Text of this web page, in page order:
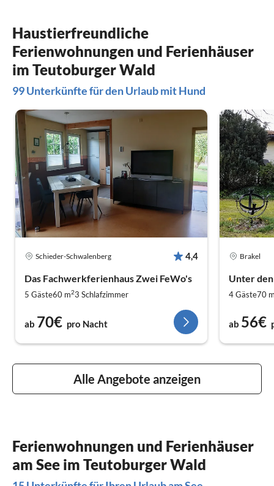
Wir
Haustierfreundliche
Ferienwohnungen und Ferienhäuser
im Teutoburger Wald
99 Unterkünfte für den Urlaub mit Hund
Schieder-Schwalenberg 4,4
Das Fachwerkferienhaus Zwei FeWo's
5 Gäste60 m23 Schlafzimmer
ab 70€ pro Nacht
Brakel
Unter
4 Gäste70
ab 56€
Alle Angebote anzeigen
Ferienwohnungen und Ferienhäuser
am See im Teutoburger Wald